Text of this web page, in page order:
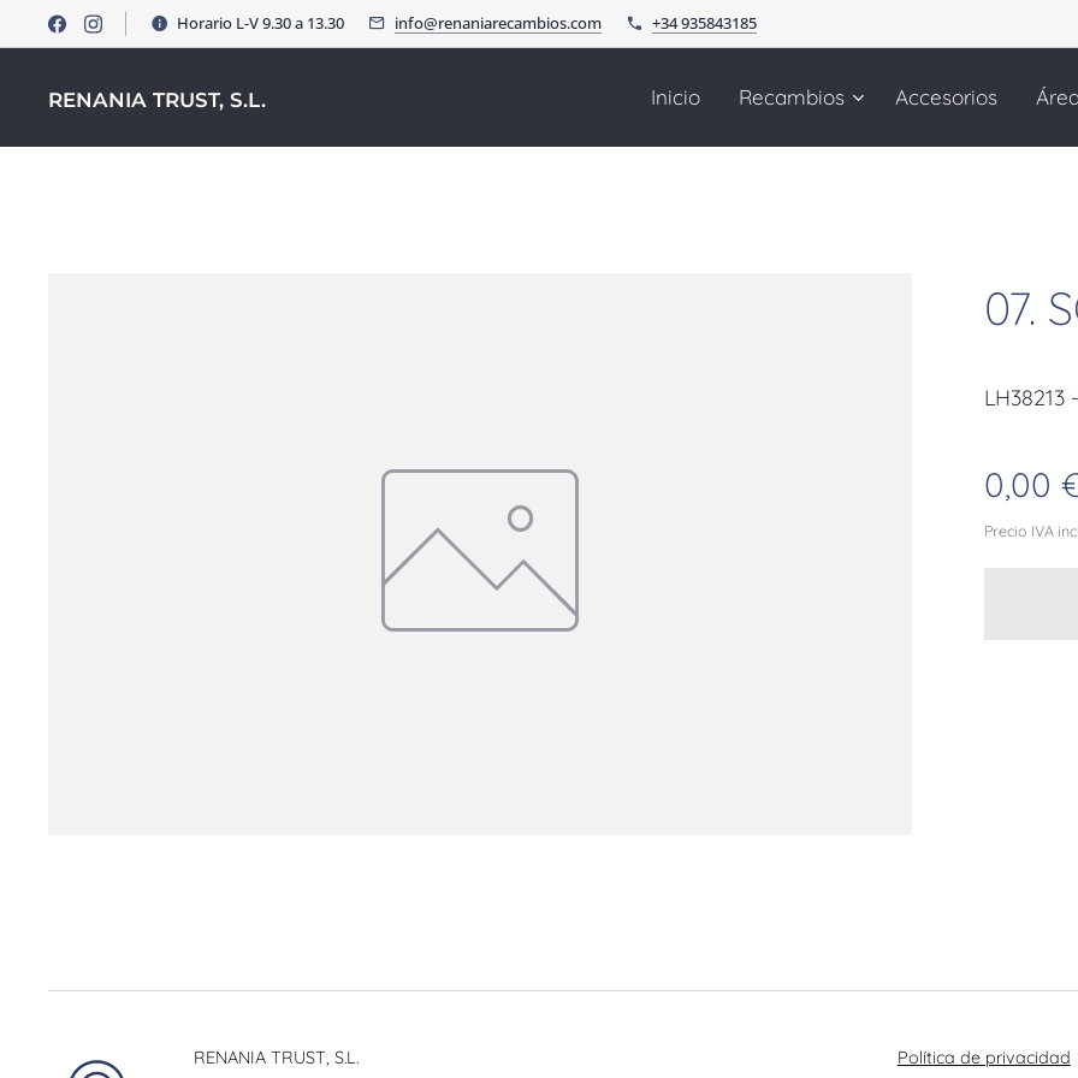
Horario L-V 9.30 a 13.30 info@renaniarecambios.com +34 935843185
RENANIA TRUST, S.L. Inicio Recambios Accesorios
07.
LH38213
0,00
Precio IVA
RENANIA TRUST, S.L. Política de privacidad